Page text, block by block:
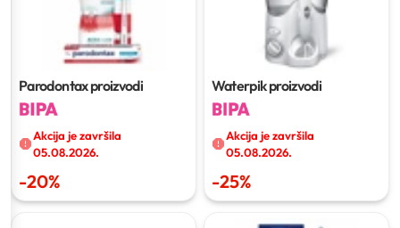
Parodontax proizvodi
Akcija je završila
05.08.2026.
-20%
Waterpik proizvodi
Akcija je završila
05.08.2026.
-25%